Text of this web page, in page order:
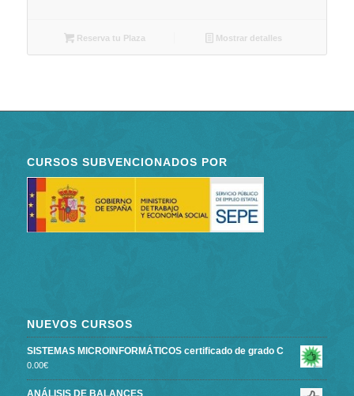
Reserva tu Plaza Mostrar detalles
CURSOS SUBVENCIONADOS POR
NUEVOS CURSOS
SISTEMAS MICROINFORMÁTICOS certificado de grado C
0.00€